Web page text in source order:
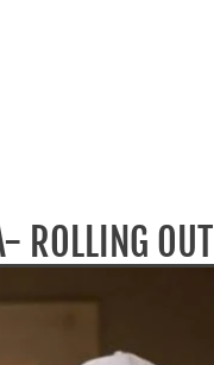
ROLLING OUT